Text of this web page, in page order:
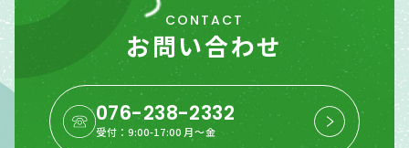
CONTACT
お問い合わせ
076-238-2332
受付：9:00-17:00 月〜金